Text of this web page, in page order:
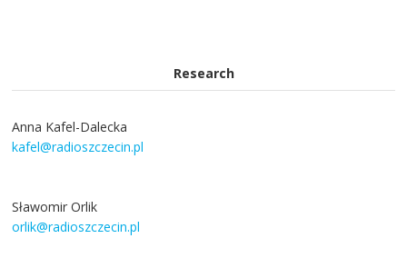
Research
Anna Kafel-Dalecka
kafel@radioszczecin.pl
Sławomir Orlik
orlik@radioszczecin.pl